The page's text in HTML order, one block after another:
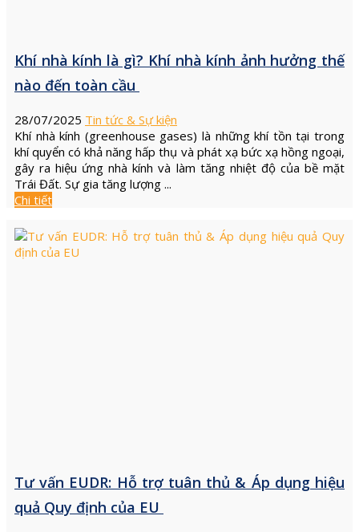
Khí nhà kính là gì? Khí nhà kính ảnh hưởng thế
nào đến toàn cầu
28/07/2025 Tin tức & Sự kiện
Khí nhà kính (greenhouse gases) là những khí tồn tại trong
khí quyển có khả năng hấp thụ và phát xạ bức xạ hồng ngoại,
gây ra hiệu ứng nhà kính và làm tăng nhiệt độ của bề mặt
Trái Đất. Sự gia tăng lượng ...
Chi tiết
Tư vấn EUDR: Hỗ trợ tuân thủ & Áp dụng hiệu
quả Quy định của EU